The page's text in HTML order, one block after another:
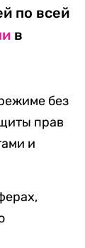
по всей
в
без
прав
и